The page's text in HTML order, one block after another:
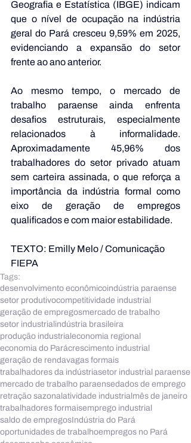
Geografia e Estatística (IBGE) indicam
que o nível de ocupação na indústria
geral do Pará cresceu 9,59% em 2025,
evidenciando a expansão do setor
frente ao ano anterior.
Ao mesmo tempo, o mercado de
trabalho paraense ainda enfrenta
desafios estruturais, especialmente
relacionados à informalidade.
Aproximadamente 45,96% dos
trabalhadores do setor privado atuam
sem carteira assinada, o que reforça a
importância da indústria formal como
eixo de geração de empregos
qualificados e com maior estabilidade.
TEXTO: Emilly Melo / Comunicação
FIEPA
Tags:
desenvolvimento econômicoindústria paraense
setor produtivocompetitividade industrial
geração de empregosmercado de trabalho
setor industrial indústria brasileira
produção industrial economia regional
economia do Parácrescimento industrial
geração de rendavagas formais
trabalhadores da indústriasetor industrial paraense
mercado de trabalho paraensedados de emprego
retração sazonal atividade industrial mês de janeiro
trabalhadores formaisemprego industrial
saldo de empregosIndústria do Pará
oportunidades de trabalhoempregos no Pará